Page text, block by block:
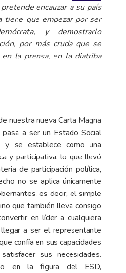
encauzar a su país
tiene que empezar por ser
y demostrarlo
por más cruda que se
la prensa, en la diatriba
nuestra nueva Carta Magna
a ser un Estado Social
y se establece como una
y participativa, lo que llevó
de participación política,
no se aplica únicamente
es decir, el simple
que también lleva consigo
en líder a cualquiera
a ser el representante
confía en sus capacidades
sus necesidades.
en la figura del ESD,